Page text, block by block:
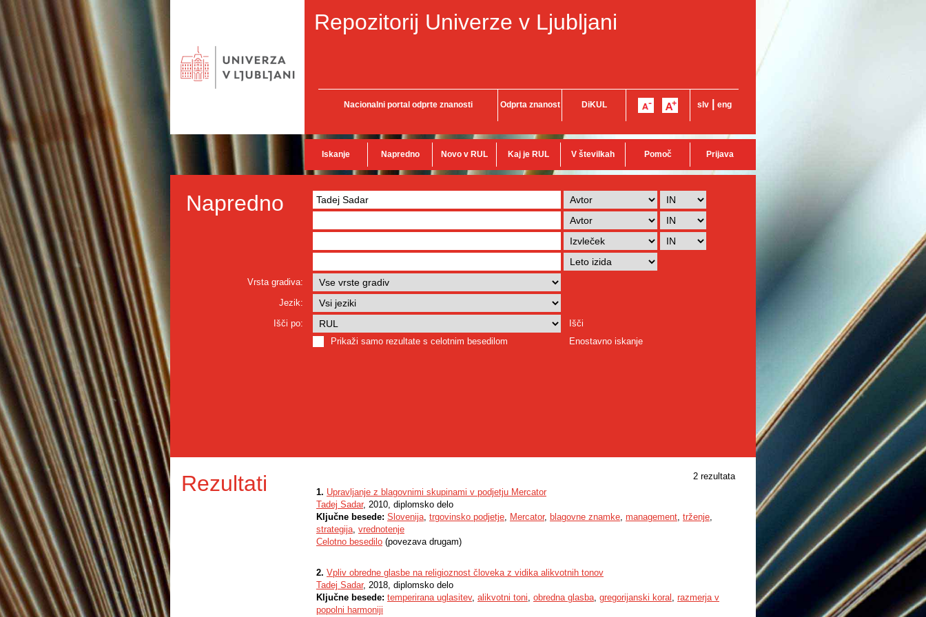
Repozitorij Univerze v Ljubljani
Nacionalni portal odprte znanosti Odprta znanost DiKUL slv eng
Iskanje Napredno Novo v RUL Kaj je RUL V številkah Pomoč Prijava
Napredno
Vrsta gradiva:
Jezik:
Išči po:
Išči
Prikaži samo rezultate s celotnim besedilom
Enostavno iskanje
Rezultati
2 rezultata
1. Upravljanje z blagovnimi skupinami v podjetju Mercator
Tadej Sadar, 2010, diplomsko delo
Ključne besede: Slovenija, trgovinsko podjetje, Mercator, blagovne znamke, management, trženje,
strategija, vrednotenje
Celotno besedilo (povezava drugam)
2. Vpliv obredne glasbe na religioznost človeka z vidika alikvotnih tonov
Tadej Sadar, 2018, diplomsko delo
Ključne besede: temperirana uglasitev, alikvotni toni, obredna glasba, gregorijanski koral , razmerja v
popolni harmoniji